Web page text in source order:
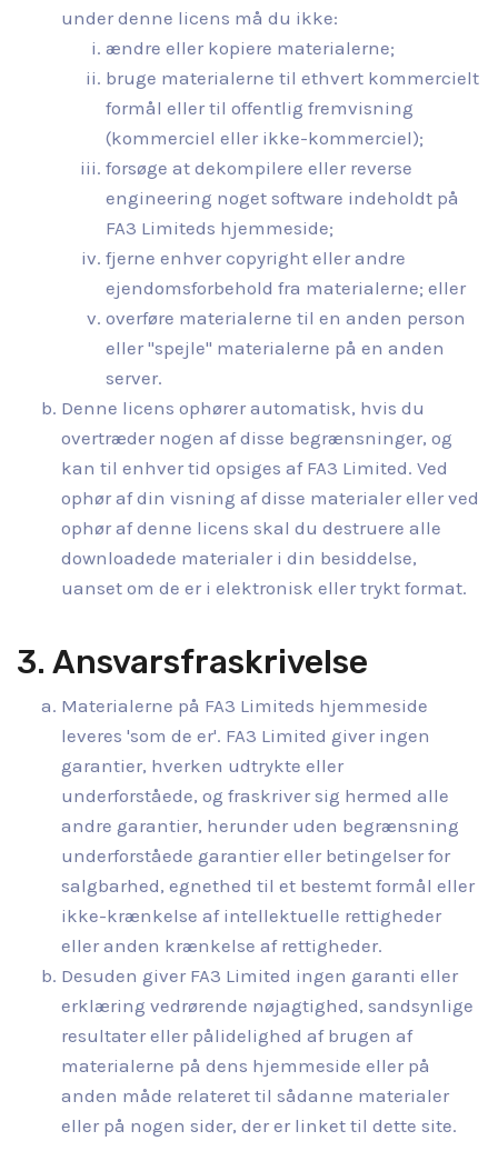
under denne licens må du ikke:
ændre eller kopiere materialerne;
bruge materialerne til ethvert kommercielt
formål eller til offentlig fremvisning
(kommerciel eller ikke-kommerciel);
forsøge at dekompilere eller reverse
engineering noget software indeholdt på
FA3 Limiteds hjemmeside;
fjerne enhver copyright eller andre
ejendomsforbehold fra materialerne; eller
overføre materialerne til en anden person
eller "spejle" materialerne på en anden
server.
Denne licens ophører automatisk, hvis du
overtræder nogen af disse begrænsninger, og
kan til enhver tid opsiges af FA3 Limited. Ved
ophør af din visning af disse materialer eller ved
ophør af denne licens skal du destruere alle
downloadede materialer i din besiddelse,
uanset om de er i elektronisk eller trykt format.
3. Ansvarsfraskrivelse
Materialerne på FA3 Limiteds hjemmeside
leveres 'som de er'. FA3 Limited giver ingen
garantier, hverken udtrykte eller
underforståede, og fraskriver sig hermed alle
andre garantier, herunder uden begrænsning
underforståede garantier eller betingelser for
salgbarhed, egnethed til et bestemt formål eller
ikke-krænkelse af intellektuelle rettigheder
eller anden krænkelse af rettigheder.
Desuden giver FA3 Limited ingen garanti eller
erklæring vedrørende nøjagtighed, sandsynlige
resultater eller pålidelighed af brugen af
materialerne på dens hjemmeside eller på
anden måde relateret til sådanne materialer
eller på nogen sider, der er linket til dette site.